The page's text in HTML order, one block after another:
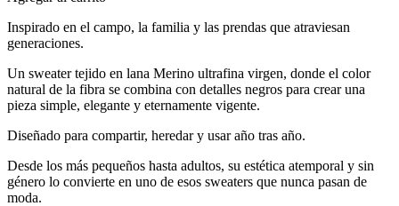
Inspirado en el campo, la familia y las prendas que atraviesan
generaciones.
Un sweater tejido en lana Merino ultrafina virgen, donde el color
natural de la fibra se combina con detalles negros para crear una
pieza simple, elegante y eternamente vigente.
Diseñado para compartir, heredar y usar año tras año.
Desde los más pequeños hasta adultos, su estética atemporal y sin
género lo convierte en uno de esos sweaters que nunca pasan de
moda.